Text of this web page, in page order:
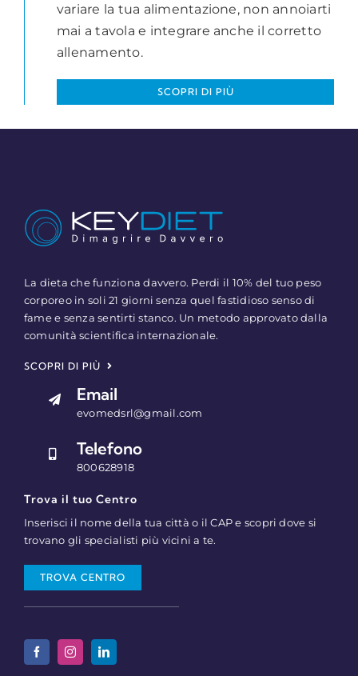
variare la tua alimentazione, non annoiarti
mai a tavola e integrare anche il corretto
allenamento.
SCOPRI DI PIÙ
La dieta che funziona davvero. Perdi il 10% del tuo peso
corporeo in soli 21 giorni senza quel fastidioso senso di
fame e senza sentirti stanco. Un metodo approvato dalla
comunità scientifica internazionale.
SCOPRI DI PIÙ
Email
evomedsrl@gmail.com
Telefono
800628918
Trova il tuo Centro
Inserisci il nome della tua città o il CAP e scopri dove si
trovano gli specialisti più vicini a te.
TROVA CENTRO